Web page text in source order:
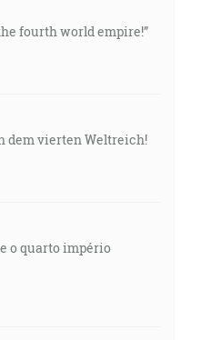
fourth world empire!”
dem vierten Weltreich!
o quarto império